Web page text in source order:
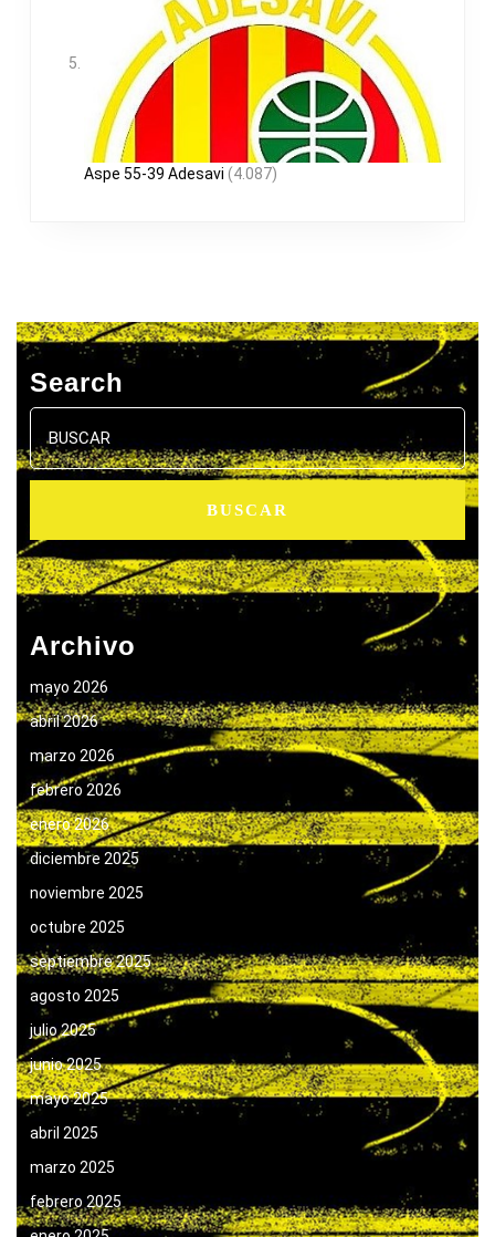
Aspe 55-39 Adesavi (4.087)
Search
Buscar:
Archivo
mayo 2026
abril 2026
marzo 2026
febrero 2026
enero 2026
diciembre 2025
noviembre 2025
octubre 2025
septiembre 2025
agosto 2025
julio 2025
junio 2025
mayo 2025
abril 2025
marzo 2025
febrero 2025